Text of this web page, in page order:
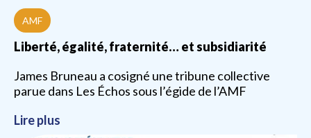
AMF
Liberté, égalité, fraternité… et subsidiarité
James Bruneau a cosigné une tribune collective
parue dans Les Échos sous l’égide de l’AMF
Lire plus